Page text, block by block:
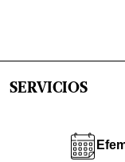
SERVICIOS